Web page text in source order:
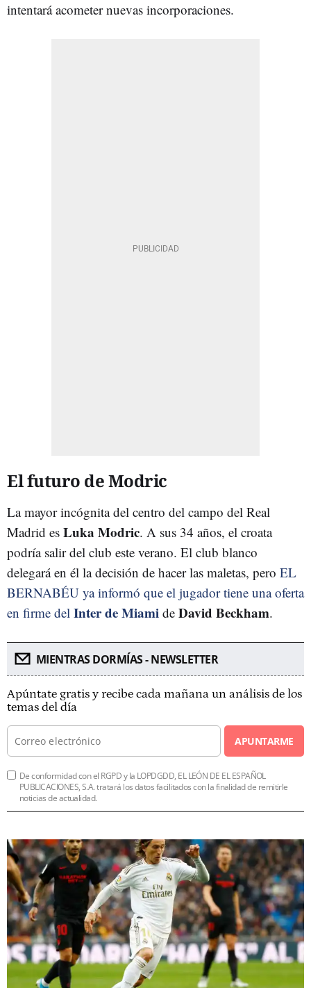
intentará acometer nuevas incorporaciones.
El futuro de Modric
La mayor incógnita del centro del campo del Real
Madrid es Luka Modric. A sus 34 años, el croata
podría salir del club este verano. El club blanco
delegará en él la decisión de hacer las maletas, pero EL
BERNABÉU ya informó que el jugador tiene una oferta
en firme del Inter de Miami de David Beckham.
MIENTRAS DORMÍAS - NEWSLETTER
Apúntate gratis y recibe cada mañana un análisis de los
temas del día
APUNTARME
De conformidad con el RGPD y la LOPDGDD, EL LEÓN DE EL ESPAÑOL
PUBLICACIONES, S.A. tratará los datos facilitados con la finalidad de remitirle
noticias de actualidad.